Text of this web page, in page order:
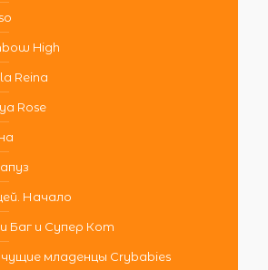
High
Reina
Rose
Начало
Баг и Супер Кот
младенцы Crybabies